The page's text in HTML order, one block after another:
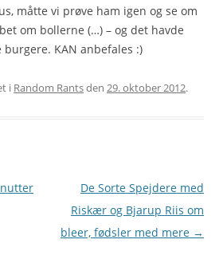
måtte vi prøve ham igen og se om
om bollerne (…) – og det havde
burgere. KAN anbefales :)
i Random Rantsden 29. oktober 2012.
De Sorte Spejdere med
Riskær og Bjarup Riis om
bleer, fødsler med mere →